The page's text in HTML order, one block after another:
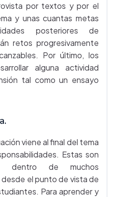
por textos y por el
y unas cuantas metas
posteriores de
retos progresivamente
Por último, los
alguna actividad
tal como un ensayo
viene al final del tema
Estas son
dentro de muchos
el punto de vista de
Para aprender y